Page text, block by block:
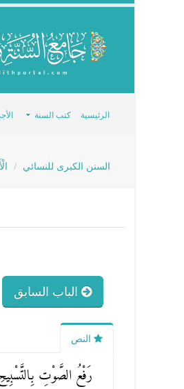
الرئيسية كتب السنة
السنن الكبرى للنسائي
الباب السابق
النص
رَفْعُ الصَّوْتِ